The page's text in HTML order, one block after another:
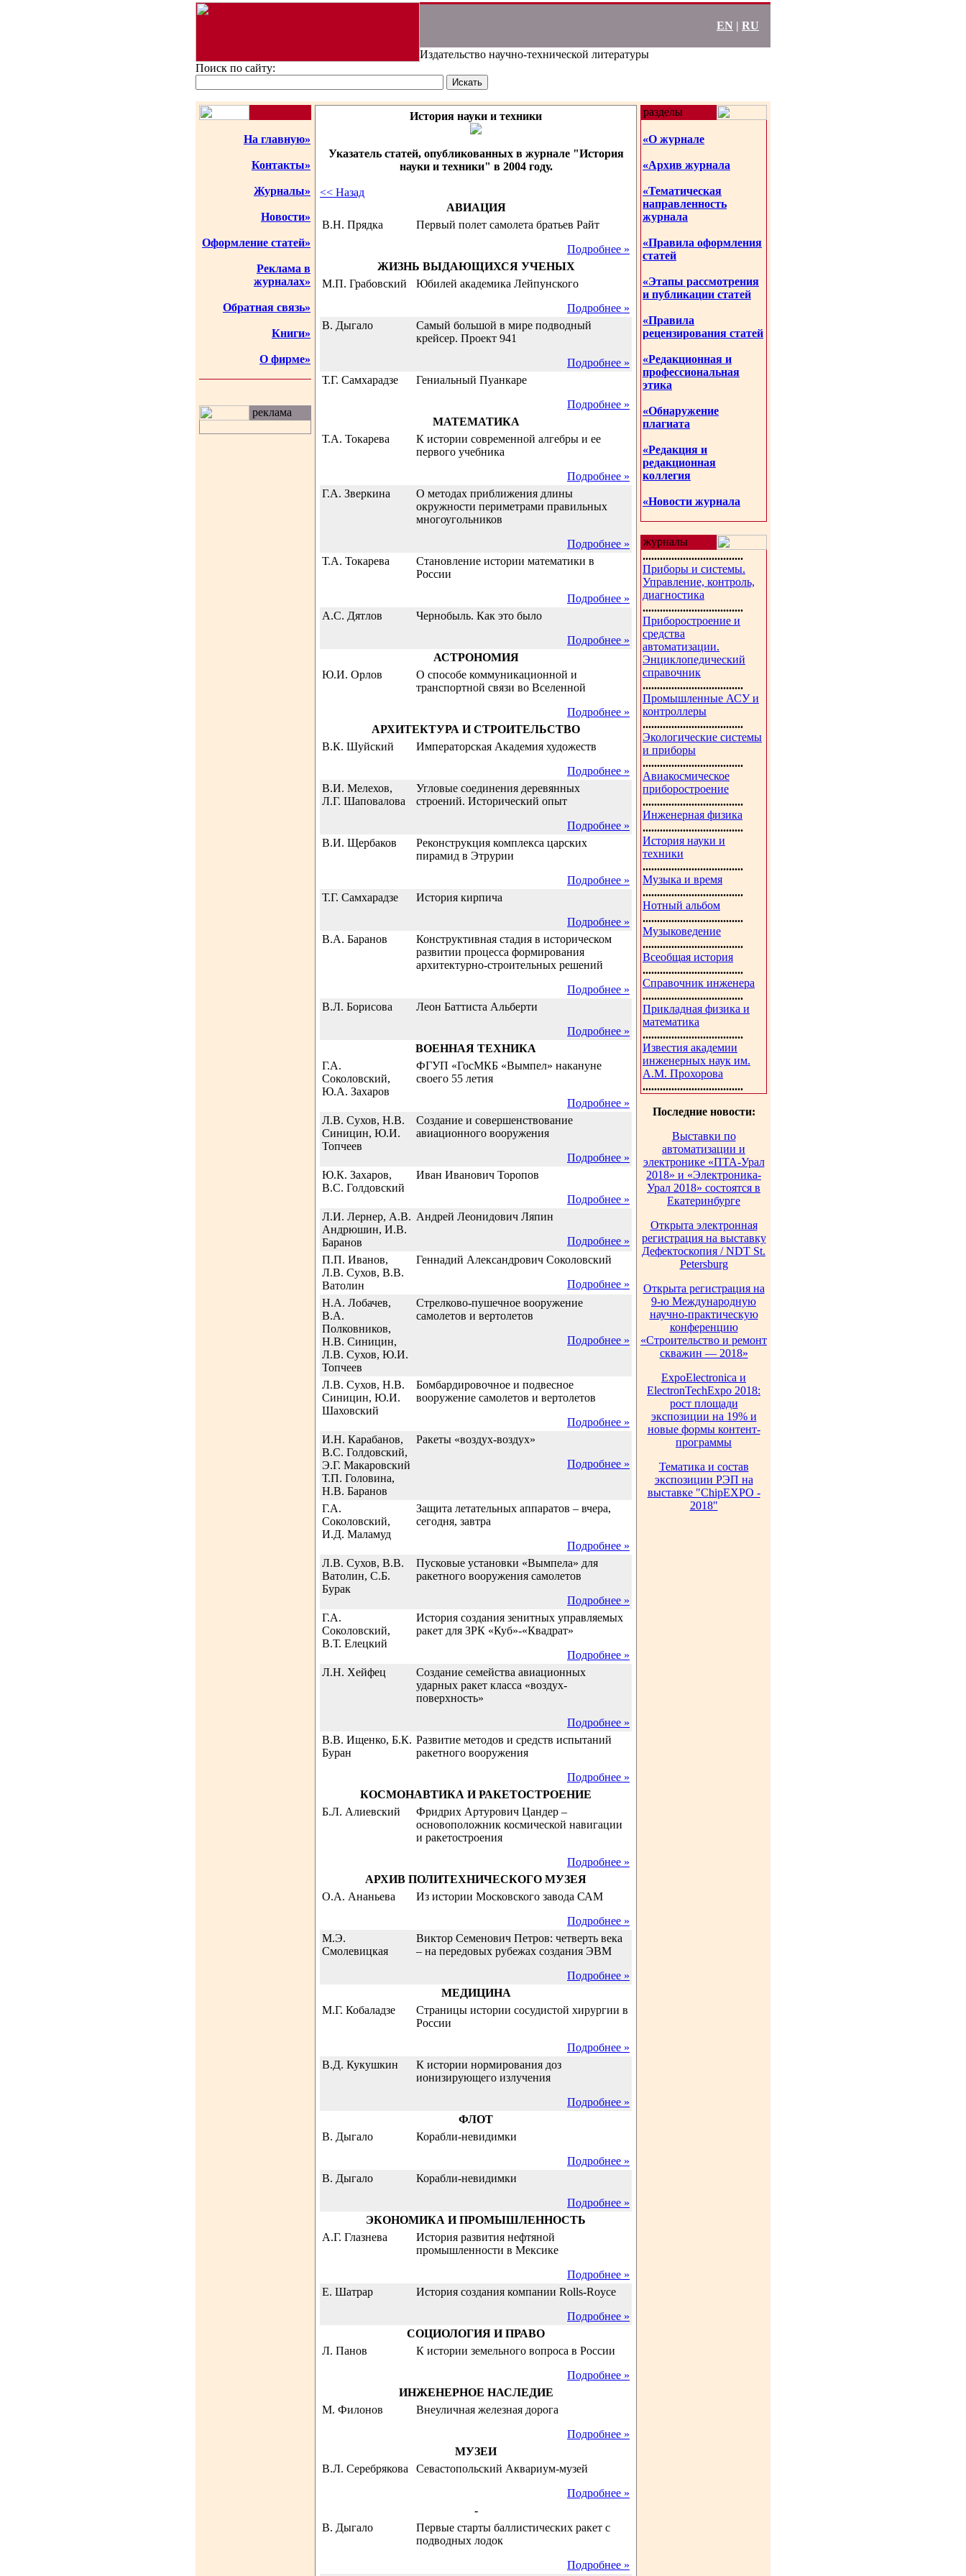
EN | RU
Издательство научно-технической литературы
Поиск по сайту:
На главную»
Контакты»
Журналы»
Новости»
Оформление статей»
Реклама в
журналах»
Обратная связь»
Книги»
О фирме»
реклама
История науки и техники
Указатель статей, опубликованных в журнале "История
науки и техники" в 2004 году.
<< Назад
АВИАЦИЯ
В.Н. Прядка
Первый полет самолета братьев Райт
Подробнее »
ЖИЗНЬ ВЫДАЮЩИХСЯ УЧЕНЫХ
М.П. Грабовский
Юбилей академика Лейпунского
Подробнее »
В. Дыгало
Самый большой в мире подводный
крейсер. Проект 941
Подробнее »
Т.Г. Самхарадзе
Гениальный Пуанкаре
Подробнее »
МАТЕМАТИКА
Т.А. Токарева
К истории современной алгебры и ее
первого учебника
Подробнее »
Г.А. Зверкина
О методах приближения длины
окружности периметрами правильных
многоугольников
Подробнее »
Т.А. Токарева
Становление истории математики в
России
Подробнее »
А.С. Дятлов
Чернобыль. Как это было
Подробнее »
АСТРОНОМИЯ
Ю.И. Орлов
О способе коммуникационной и
транспортной связи во Вселенной
Подробнее »
АРХИТЕКТУРА И СТРОИТЕЛЬСТВО
В.К. Шуйский
Императорская Академия художеств
Подробнее »
В.И. Мелехов,
Л.Г. Шаповалова
Угловые соединения деревянных
строений. Исторический опыт
Подробнее »
В.И. Щербаков
Реконструкция комплекса царских
пирамид в Этрурии
Подробнее »
Т.Г. Самхарадзе
История кирпича
Подробнее »
В.А. Баранов
Конструктивная стадия в историческом
развитии процесса формирования
архитектурно-строительных решений
Подробнее »
В.Л. Борисова
Леон Баттиста Альберти
Подробнее »
ВОЕННАЯ ТЕХНИКА
Г.А.
Соколовский,
Ю.А. Захаров
ФГУП «ГосМКБ «Вымпел» накануне
своего 55 летия
Подробнее »
Л.В. Сухов, Н.В.
Синицин, Ю.И.
Топчеев
Создание и совершенствование
авиационного вооружения
Подробнее »
Ю.К. Захаров,
В.С. Голдовский
Иван Иванович Торопов
Подробнее »
Л.И. Лернер, А.В.
Андрюшин, И.В.
Баранов
Андрей Леонидович Ляпин
Подробнее »
П.П. Иванов,
Л.В. Сухов, В.В.
Ватолин
Геннадий Александрович Соколовский
Подробнее »
Н.А. Лобачев,
В.А.
Полковников,
Н.В. Синицин,
Л.В. Сухов, Ю.И.
Топчеев
Стрелково-пушечное вооружение
самолетов и вертолетов
Подробнее »
Л.В. Сухов, Н.В.
Синицин, Ю.И.
Шаховский
Бомбардировочное и подвесное
вооружение самолетов и вертолетов
Подробнее »
И.Н. Карабанов,
В.С. Голдовский,
Э.Г. Макаровский
Т.П. Головина,
Н.В. Баранов
Ракеты «воздух-воздух»
Подробнее »
Г.А.
Соколовский,
И.Д. Маламуд
Защита летательных аппаратов – вчера,
сегодня, завтра
Подробнее »
Л.В. Сухов, В.В.
Ватолин, С.Б.
Бурак
Пусковые установки «Вымпела» для
ракетного вооружения самолетов
Подробнее »
Г.А.
Соколовский,
В.Т. Елецкий
История создания зенитных управляемых
ракет для ЗРК «Куб»-«Квадрат»
Подробнее »
Л.Н. Хейфец
Создание семейства авиационных
ударных ракет класса «воздух-
поверхность»
Подробнее »
В.В. Ищенко, Б.К.
Буран
Развитие методов и средств испытаний
ракетного вооружения
Подробнее »
КОСМОНАВТИКА И РАКЕТОСТРОЕНИЕ
Б.Л. Алиевский
Фридрих Артурович Цандер –
основоположник космической навигации
и ракетостроения
Подробнее »
АРХИВ ПОЛИТЕХНИЧЕСКОГО МУЗЕЯ
О.А. Ананьева
Из истории Московского завода САМ
Подробнее »
М.Э.
Смолевицкая
Виктор Семенович Петров: четверть века
– на передовых рубежах создания ЭВМ
Подробнее »
МЕДИЦИНА
М.Г. Кобаладзе
Страницы истории сосудистой хирургии в
России
Подробнее »
В.Д. Кукушкин
К истории нормирования доз
ионизирующего излучения
Подробнее »
ФЛОТ
В. Дыгало
Корабли-невидимки
Подробнее »
В. Дыгало
Корабли-невидимки
Подробнее »
ЭКОНОМИКА И ПРОМЫШЛЕННОСТЬ
А.Г. Глазнева
История развития нефтяной
промышленности в Мексике
Подробнее »
Е. Шатрар
История создания компании Rolls-Royсe
Подробнее »
СОЦИОЛОГИЯ И ПРАВО
Л. Панов
К истории земельного вопроса в России
Подробнее »
ИНЖЕНЕРНОЕ НАСЛЕДИЕ
М. Филонов
Внеуличная железная дорога
Подробнее »
МУЗЕИ
В.Л. Серебрякова
Севастопольский Аквариум-музей
Подробнее »
-
В. Дыгало
Первые старты баллистических ракет с
подводных лодок
Подробнее »
разделы
«О журнале
«Архив журнала
«Тематическая
направленность
журнала
«Правила оформления
статей
«Этапы рассмотрения
и публикации статей
«Правила
рецензирования статей
«Редакционная и
профессиональная
этика
«Обнаружение
плагиата
«Редакция и
редакционная
коллегия
«Новости журнала
журналы
...................................
Приборы и системы.
Управление, контроль,
диагностика
...................................
Приборостроение и
средства
автоматизации.
Энциклопедический
справочник
...................................
Промышленные АСУ и
контроллеры
...................................
Экологические системы
и приборы
...................................
Авиакосмическое
приборостроение
...................................
Инженерная физика
...................................
История науки и
техники
...................................
Музыка и время
...................................
Нотный альбом
...................................
Музыковедение
...................................
Всеобщая история
...................................
Справочник инженера
...................................
Прикладная физика и
математика
...................................
Известия академии
инженерных наук им.
А.М. Прохорова
...................................
Последние новости:
Выставки по
автоматизации и
электронике «ПТА-Урал
2018» и «Электроника-
Урал 2018» состоятся в
Екатеринбурге
Открыта электронная
регистрация на выставку
Дефектоскопия / NDT St.
Petersburg
Открыта регистрация на
9-ю Международную
научно-практическую
конференцию
«Строительство и ремонт
скважин — 2018»
ExpoElectronica и
ElectronTechExpo 2018:
рост площади
экспозиции на 19% и
новые формы контент-
программы
Тематика и состав
экспозиции РЭП на
выставке "ChipEXPO -
2018"